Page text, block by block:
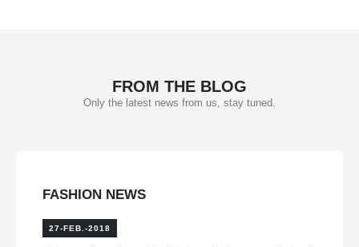
FROM THE BLOG
Only the latest news from us, stay tuned.
FASHION NEWS
27-FEB.-2018